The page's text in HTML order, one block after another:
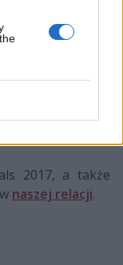
2017, a także
naszej relacji.